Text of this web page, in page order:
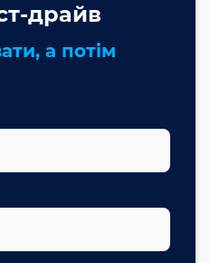
драйв
а потім